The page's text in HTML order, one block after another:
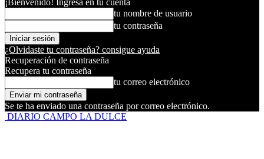
¡Bienvenido! Ingresa en tu cuenta
tu nombre de usuario
tu contraseña
¿Olvidaste tu contraseña? consigue ayuda
Recuperación de contraseña
Recupera tu contraseña
tu correo electrónico
Se te ha enviado una contraseña por correo electrónico.
DIARIO CAMPO LA DULCE